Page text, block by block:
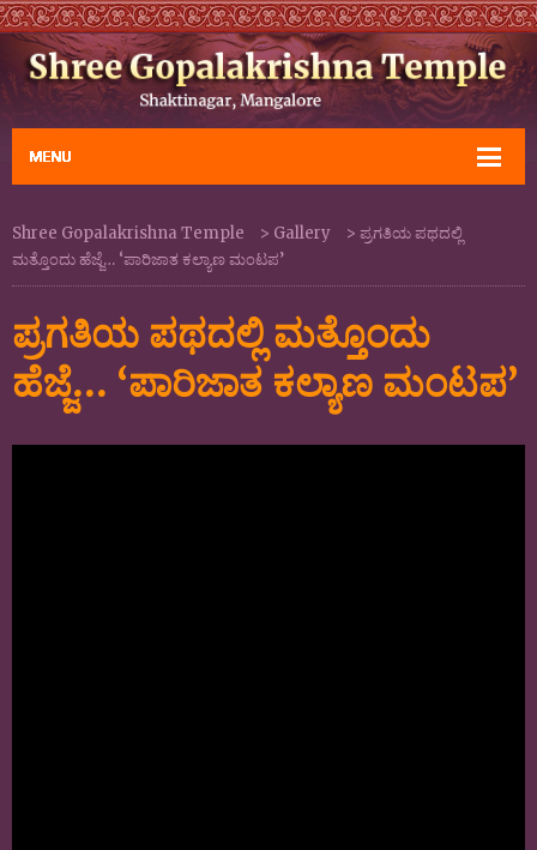
Shree Gopalakrishna Temple > Gallery > ಪ್ರಗತಿಯ ಪಥದಲ್ಲಿ
ಮತ್ತೊಂದು ಹೆಜ್ಜೆ… ‘ಪಾರಿಜಾತ ಕಲ್ಯಾಣ ಮಂಟಪ’
ಪ್ರಗತಿಯ ಪಥದಲ್ಲಿ ಮತ್ತೊಂದು
ಹೆಜ್ಜೆ… ‘ಪಾರಿಜಾತ ಕಲ್ಯಾಣ ಮಂಟಪ’